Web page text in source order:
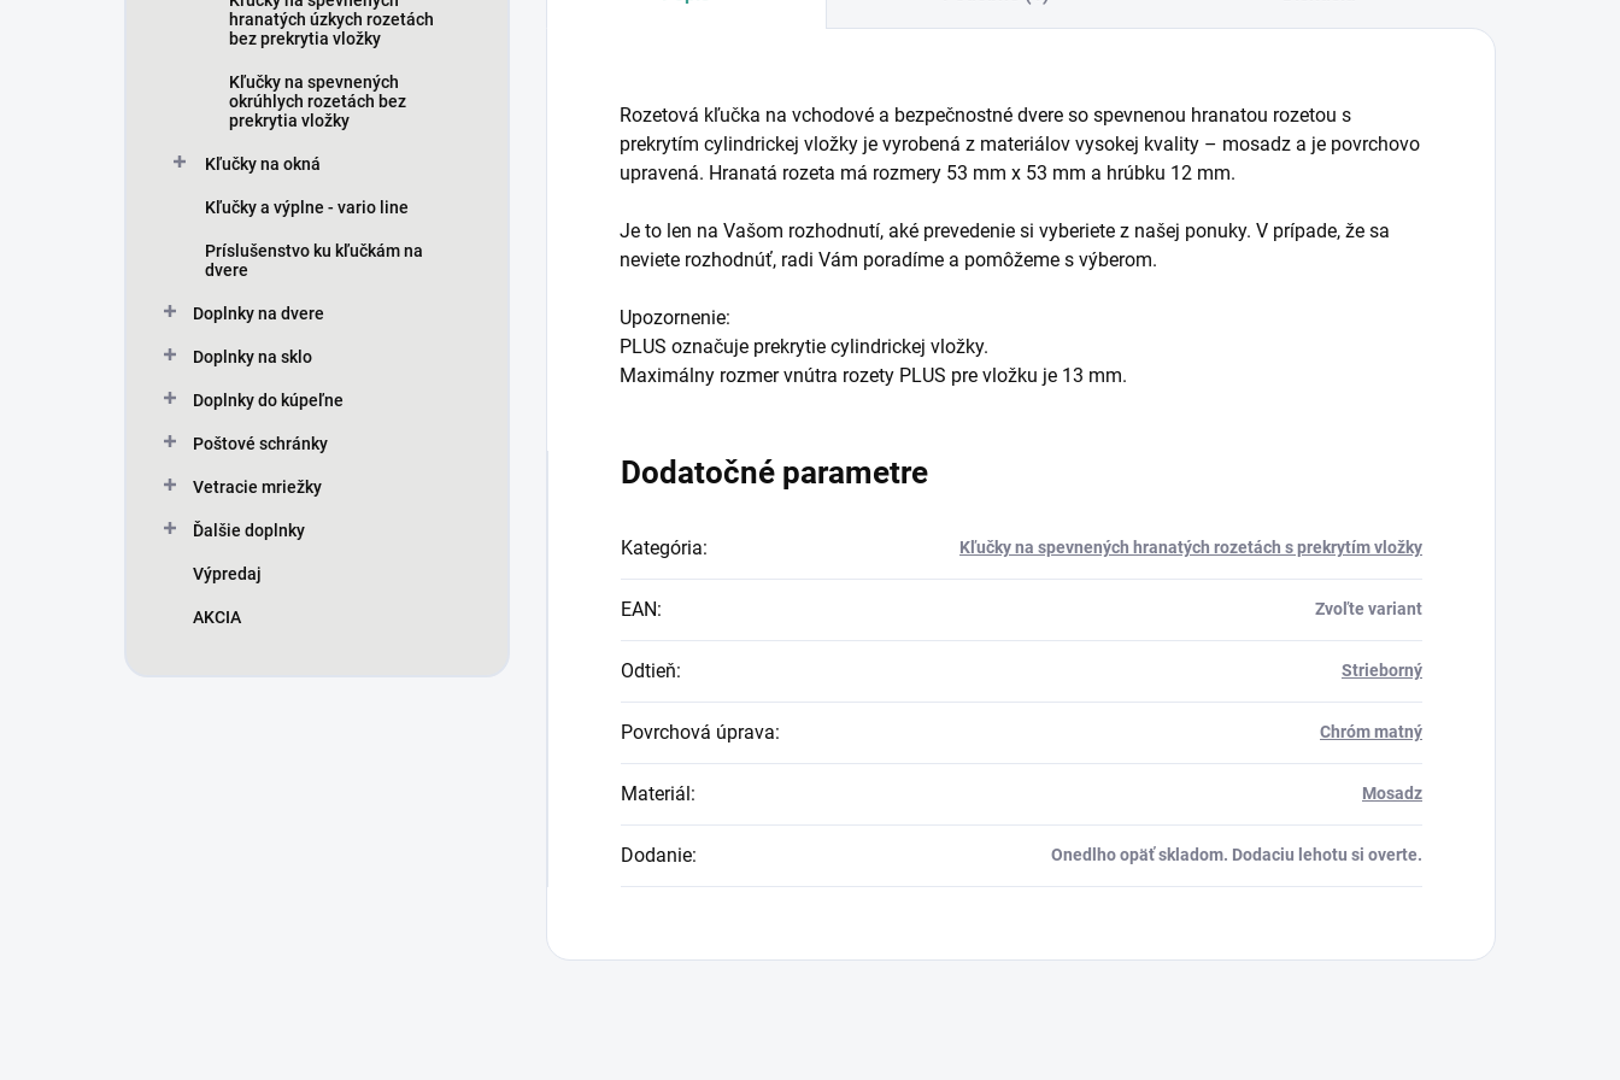
hranatých úzkych rozetách
bez prekrytia vložky
Kľučky na spevnených
okrúhlych rozetách bez
prekrytia vložky
Kľučky na okná
Kľučky a výplne - vario line
Príslušenstvo ku kľučkám na
dvere
Doplnky na dvere
Doplnky na sklo
Doplnky do kúpeľne
Poštové schránky
Vetracie mriežky
Ďalšie doplnky
Výpredaj
AKCIA
Rozetová kľučka na vchodové a bezpečnostné dvere so spevnenou hranatou rozetou s
prekrytím cylindrickej vložky je vyrobená z materiálov vysokej kvality – mosadz a je povrchovo
upravená. Hranatá rozeta má rozmery 53 mm x 53 mm a hrúbku 12 mm.
Je to len na Vašom rozhodnutí, aké prevedenie si vyberiete z našej ponuky. V prípade, že sa
neviete rozhodnúť, radi Vám poradíme a pomôžeme s výberom.
Upozornenie:
PLUS označuje prekrytie cylindrickej vložky.
Maximálny rozmer vnútra rozety PLUS pre vložku je 13 mm.
Dodatočné parametre
Kategória: Kľučky na spevnených hranatých rozetách s prekrytím vložky
EAN: Zvoľte variant
Odtieň: Strieborný
Povrchová úprava: Chróm matný
Materiál: Mosadz
Dodanie: Onedlho opäť skladom. Dodaciu lehotu si overte.